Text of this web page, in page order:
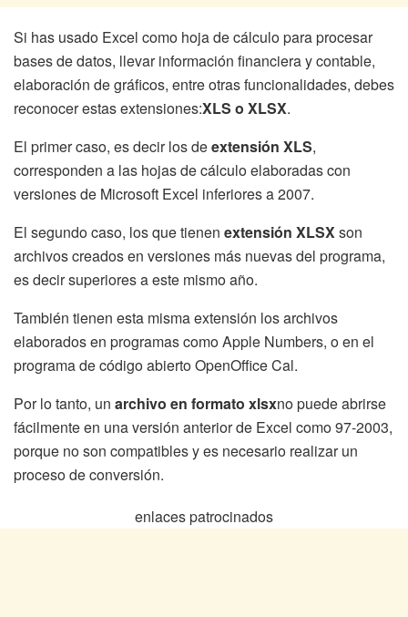
Si has usado Excel como hoja de cálculo para procesar
bases de datos, llevar información financiera y contable,
elaboración de gráficos, entre otras funcionalidades, debes
reconocer estas extensiones:XLS o XLSX.
El primer caso, es decir los deextensión XLS,
corresponden a las hojas de cálculo elaboradas con
versiones de Microsoft Excel inferiores a 2007.
El segundo caso, los que tienen extensión XLSXson
archivos creados en versiones más nuevas del programa,
es decir superiores a este mismo año.
También tienen esta misma extensión los archivos
elaborados en programas como Apple Numbers, o en el
programa de código abierto OpenOffice Cal.
Por lo tanto, un archivo en formato xlsxno puede abrirse
fácilmente en una versión anterior de Excel como 97-2003,
porque no son compatibles y es necesario realizar un
proceso de conversión.
enlaces patrocinados